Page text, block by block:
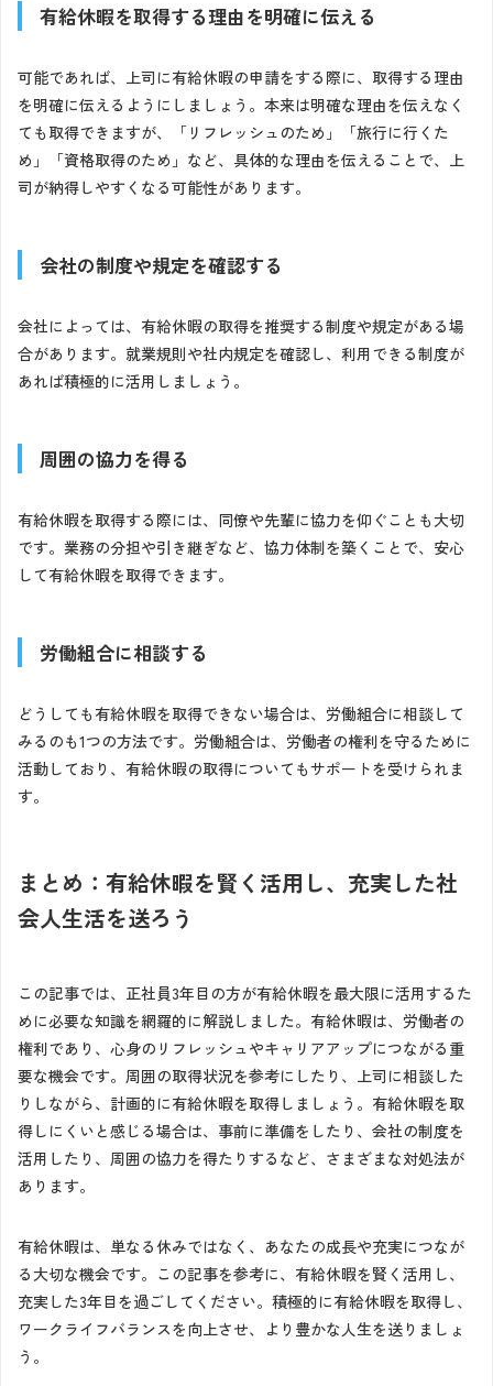
有給休暇を取得する理由を明確に伝える
可能であれば、上司に有給休暇の申請をする際に、取得する理由
を明確に伝えるようにしましょう。本来は明確な理由を伝えなく
ても取得できますが、「リフレッシュのため」「旅行に行くた
め」「資格取得のため」など、具体的な理由を伝えることで、上
司が納得しやすくなる可能性があります。
会社の制度や規定を確認する
会社によっては、有給休暇の取得を推奨する制度や規定がある場
合があります。就業規則や社内規定を確認し、利用できる制度が
あれば積極的に活用しましょう。
周囲の協力を得る
有給休暇を取得する際には、同僚や先輩に協力を仰ぐことも大切
です。業務の分担や引き継ぎなど、協力体制を築くことで、安心
して有給休暇を取得できます。
労働組合に相談する
どうしても有給休暇を取得できない場合は、労働組合に相談して
みるのも1つの方法です。労働組合は、労働者の権利を守るために
活動しており、有給休暇の取得についてもサポートを受けられま
す。
まとめ：有給休暇を賢く活用し、充実した社
会人生活を送ろう
この記事では、正社員3年目の方が有給休暇を最大限に活用するた
めに必要な知識を網羅的に解説しました。有給休暇は、労働者の
権利であり、心身のリフレッシュやキャリアアップにつながる重
要な機会です。周囲の取得状況を参考にしたり、上司に相談した
りしながら、計画的に有給休暇を取得しましょう。有給休暇を取
得しにくいと感じる場合は、事前に準備をしたり、会社の制度を
活用したり、周囲の協力を得たりするなど、さまざまな対処法が
あります。
有給休暇は、単なる休みではなく、あなたの成長や充実につなが
る大切な機会です。この記事を参考に、有給休暇を賢く活用し、
充実した3年目を過ごしてください。積極的に有給休暇を取得し、
ワークライフバランスを向上させ、より豊かな人生を送りましょ
う。